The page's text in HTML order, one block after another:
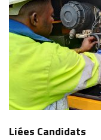
Liées Candidats